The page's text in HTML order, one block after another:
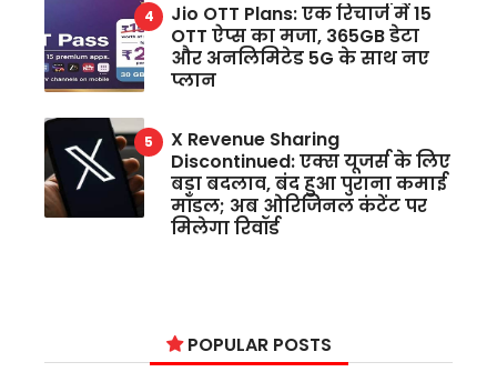
Jio OTT Plans: एक रिचार्ज में 15
OTT ऐप्स का मजा, 365GB डेटा
और अनलिमिटेड 5G के साथ नए
प्लान
X Revenue Sharing
Discontinued: एक्स यूजर्स के लिए
बड़ा बदलाव, बंद हुआ पुराना कमाई
मॉडल; अब ओरिजिनल कंटेंट पर
मिलेगा रिवॉर्ड
POPULAR POSTS